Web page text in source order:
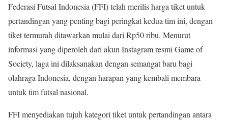
Federasi Futsal Indonesia (FFI) telah merilis harga tiket untuk
pertandingan yang penting bagi peringkat kedua tim ini, dengan
tiket termurah ditawarkan mulai dari Rp50 ribu. Menurut
informasi yang diperoleh dari akun Instagram resmi Game of
Society, laga ini dilaksanakan dengan semangat baru bagi
olahraga Indonesia, dengan harapan yang kembali membara
untuk tim futsal nasional.
FFI menyediakan tujuh kategori tiket untuk pertandingan antara